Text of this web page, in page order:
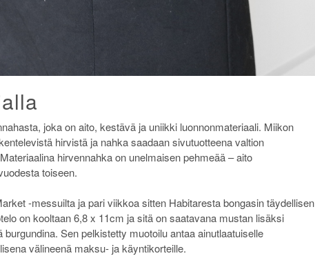
joka on aito, kestävä ja uniikki luonnonmateriaali. Miikon
hirvistä ja nahka saadaan sivutuotteena valtion
hirvennahka on unelmaisen pehmeää – aito
toiseen.
-messuilta ja pari viikkoa sitten Habitaresta bongasin täydellisen
on kooltaan 6,8 x 11cm ja sitä on saatavana mustan lisäksi
Sen pelkistetty muotoilu antaa ainutlaatuiselle
välineenä maksu- ja käyntikorteille.